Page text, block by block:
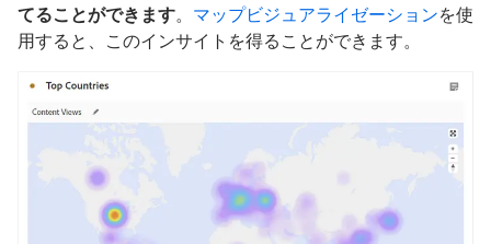
てることができます。 マップビジュアライゼーションを使
用すると、このインサイトを得ることができます。